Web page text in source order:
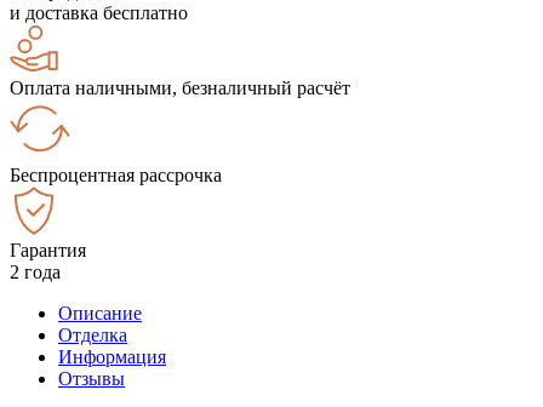
и доставка бесплатно
Оплата наличными, безналичный расчёт
Беспроцентная рассрочка
Гарантия
2 года
Описание
Отделка
Информация
Отзывы